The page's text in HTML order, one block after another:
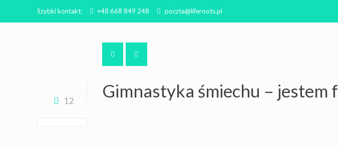
Szybki kontakt: +48 668 849 248 poczta@liferoots.pl
12 Gimnastyka śmiechu – jestem